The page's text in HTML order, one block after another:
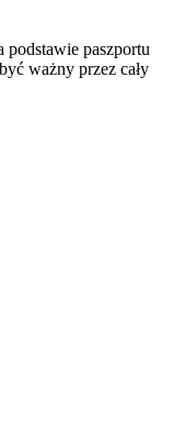
paszportu
ważny przez cały